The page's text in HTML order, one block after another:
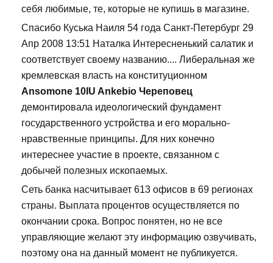
себя любимые, те, которые не купишь в магазине.
Спасибо Куська Наиля 54 года Санкт-Петербург 29
Апр 2008 13:51 Наталка Интересненький салатик и
соответствует своему названию.... Либеральная же
кремлевская власть на конституционном
Ansomone 10IU Ankebio Череповец
демонтировала идеологический фундамент
государственного устройства и его морально-
нравственные принципы. Для них конечно
интереснее участие в проекте, связанном с
добычей полезных ископаемых.
Сеть банка насчитывает 613 офисов в 69 регионах
страны. Выплата процентов осуществляется по
окончании срока. Вопрос понятен, но не все
управляющие желают эту информацию озвучивать,
поэтому она на данный момент не публикуется.